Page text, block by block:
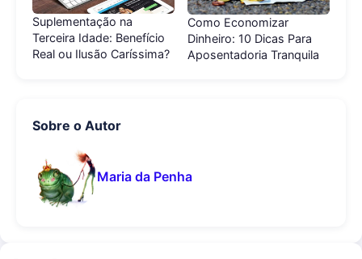
Suplementação na
Terceira Idade: Benefício
Real ou Ilusão Caríssima?
Como Economizar
Dinheiro: 10 Dicas Para
Aposentadoria Tranquila
Sobre o Autor
Maria da Penha